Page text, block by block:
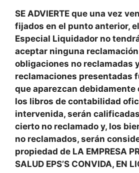
SE ADVIERTE que una vez
fijados en el punto anterior,
Especial Liquidador no
aceptar ninguna
obligaciones no reclamadas
reclamaciones presentadas
que aparezcan debidamente
los libros de contabilidad
intervenida, serán
cierto no reclamado y, los
no reclamados, serán
propiedad de LA EMPRESA
SALUD EPS’S CONVIDA, EN